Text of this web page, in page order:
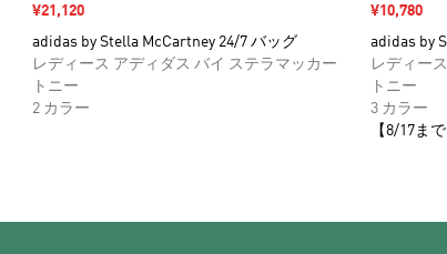
セール価格
¥21,120
adidas by Stella McCartney 24/7 バッグ
レディース アディダス バイ ステラマッカー
トニー
2 カラー
セール価格
¥10,780
adidas by
レディー
トニー
3 カラー
【8/17ま